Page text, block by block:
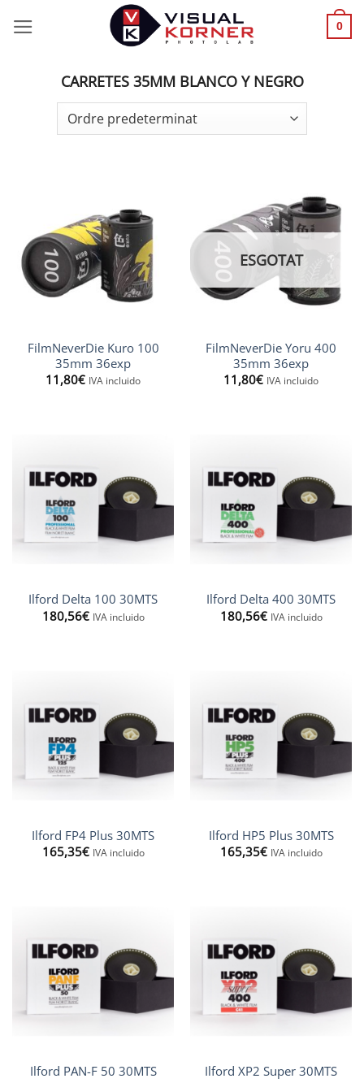
0
CARRETES 35MM BLANCO Y NEGRO
FilmNeverDie Kuro 100
35mm 36exp
11,80€ IVA incluido
ESGOTAT
FilmNeverDie Yoru 400
35mm 36exp
11,80€ IVA incluido
Ilford Delta 100 30MTS
180,56€ IVA incluido
Ilford Delta 400 30MTS
180,56€ IVA incluido
Ilford FP4 Plus 30MTS
165,35€ IVA incluido
Ilford HP5 Plus 30MTS
165,35€ IVA incluido
Ilford PAN-F 50 30MTS
Ilford XP2 Super 30MTS